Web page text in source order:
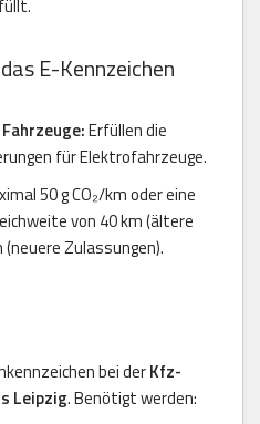
E-Kennzeichen
Erfüllen die
für Elektrofahrzeuge.
50 g CO₂/km oder eine
von 40 km (ältere
(neuere Zulassungen).
bei derKfz-
Leipzig. Benötigt werden: